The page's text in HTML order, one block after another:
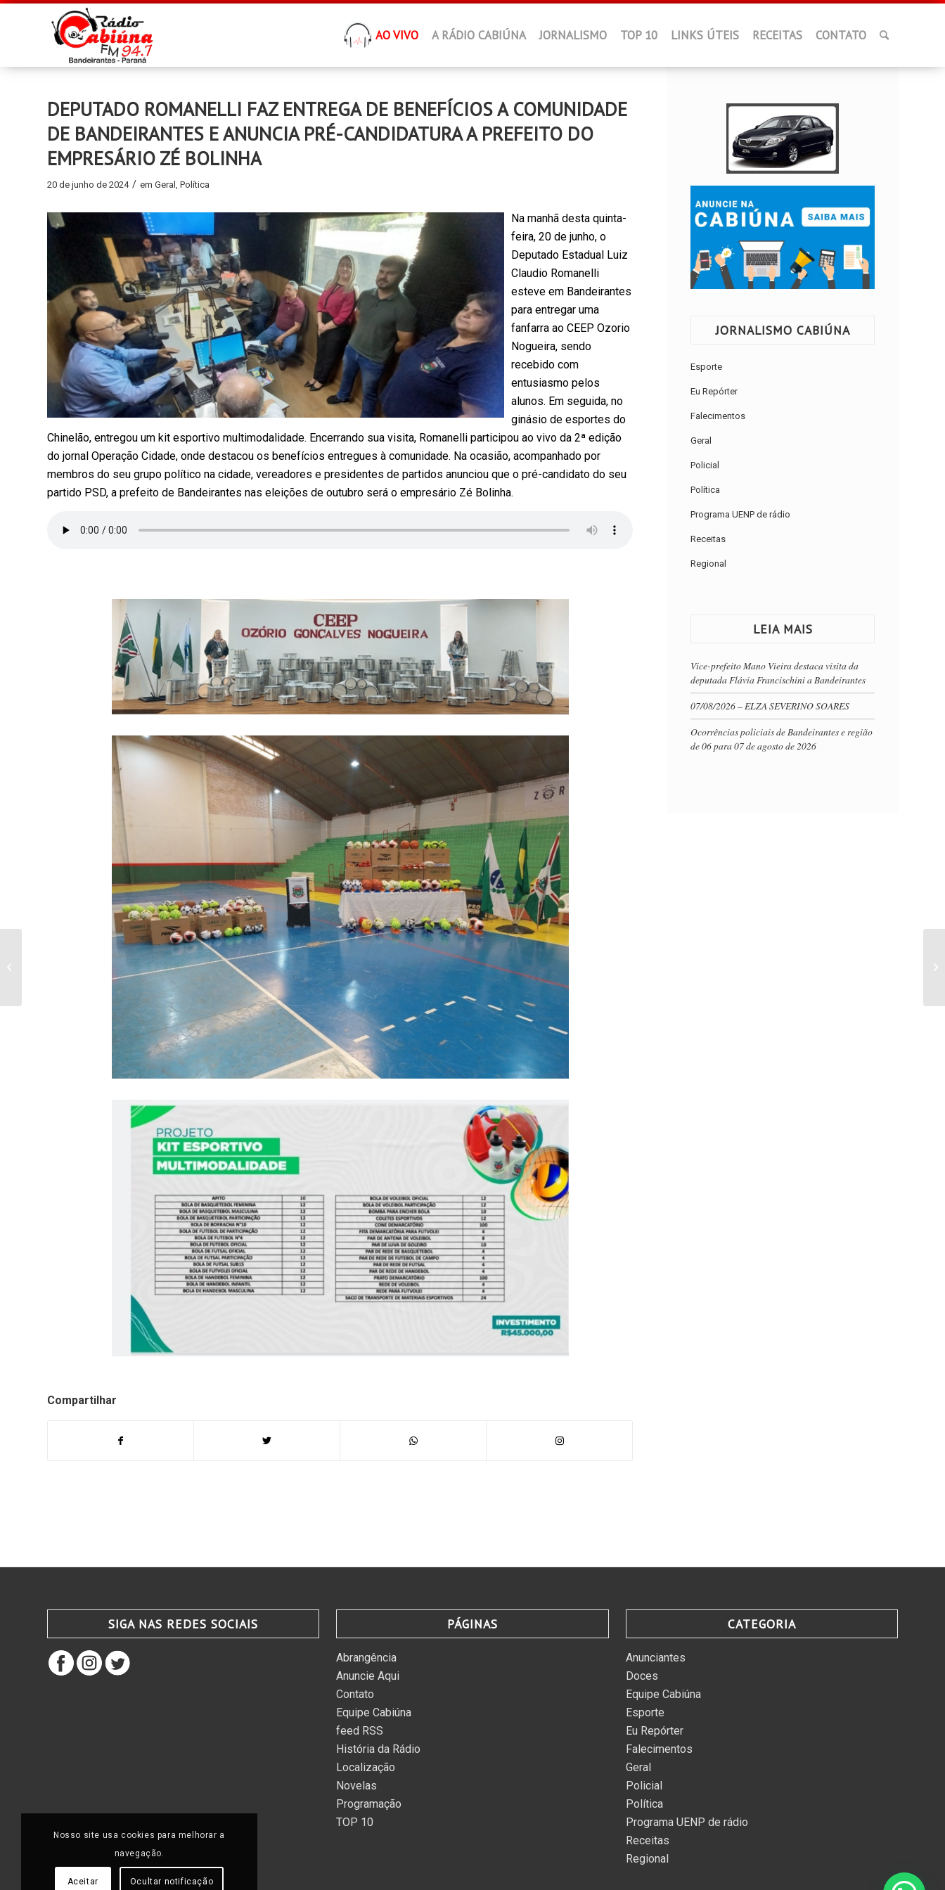
AO VIVO A RÁDIO CABIÚNA JORNALISMO TOP 10 LINKS ÚTEIS RECEITAS CONTATO
DEPUTADO ROMANELLI FAZ ENTREGA DE BENEFÍCIOS A COMUNIDADE
DE BANDEIRANTES E ANUNCIA PRÉ-CANDIDATURA A PREFEITO DO
EMPRESÁRIO ZÉ BOLINHA
20 de junho de 2024 / em Geral , Política
Na manhã desta quinta-
feira, 20 de junho, o
Deputado Estadual Luiz
Claudio Romanelli
esteve em Bandeirantes
para entregar uma
fanfarra ao CEEP Ozorio
Nogueira, sendo
recebido com
entusiasmo pelos
alunos. Em seguida, no
ginásio de esportes do
Chinelão, entregou um kit esportivo multimodalidade. Encerrando sua visita, Romanelli participou ao vivo da 2ª edição
do jornal Operação Cidade, onde destacou os benefícios entregues à comunidade. Na ocasião, acompanhado por
membros do seu grupo político na cidade, vereadores e presidentes de partidos anunciou que o pré-candidato do seu
partido PSD, a prefeito de Bandeirantes nas eleições de outubro será o empresário Zé Bolinha.
Compartilhar
JORNALISMO CABIÚNA
Esporte
Eu Repórter
Falecimentos
Geral
Policial
Política
Programa UENP de rádio
Receitas
Regional
LEIA MAIS
Vice-prefeito Mano Vieira destaca visita da
deputada Flávia Francischini a Bandeirantes
07/08/2026 – ELZA SEVERINO SOARES
Ocorrências policiais de Bandeirantes e região
de 06 para 07 de agosto de 2026
SIGA NAS REDES SOCIAIS PÁGINAS
Abrangência
Anuncie Aqui
Contato
Equipe Cabiúna
feed RSS
História da Rádio
Localização
Novelas
Programação
TOP 10
CATEGORIA
Anunciantes
Doces
Equipe Cabiúna
Esporte
Eu Repórter
Falecimentos
Geral
Policial
Política
Programa UENP de rádio
Receitas
Regional
Colisão auto x moto em
Nosso site usa cookies para melhorar a
navegação.
Aceitar Ocultar notificação